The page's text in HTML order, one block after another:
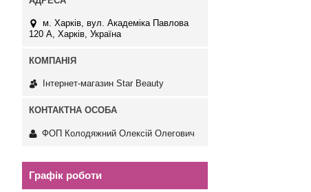
м. Харків, вул. Академіка Павлова
120 А, Харків, Україна
Інтернет-магазин Star Beauty
ФОП Колодяжний Олексій Олегович
Графік роботи